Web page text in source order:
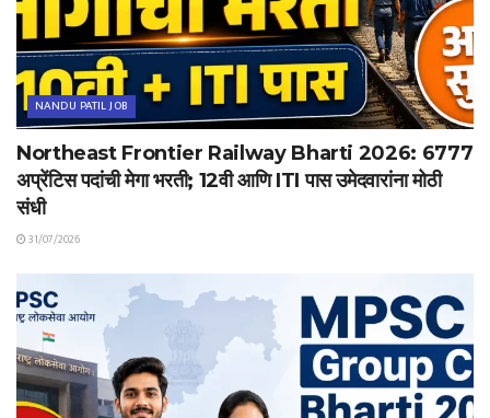
NANDU PATIL JOB
Northeast Frontier Railway Bharti 2026: 6777
अप्रेंटिस पदांची मेगा भरती; 12वी आणि ITI पास उमेदवारांना मोठी
संधी
31/07/2026